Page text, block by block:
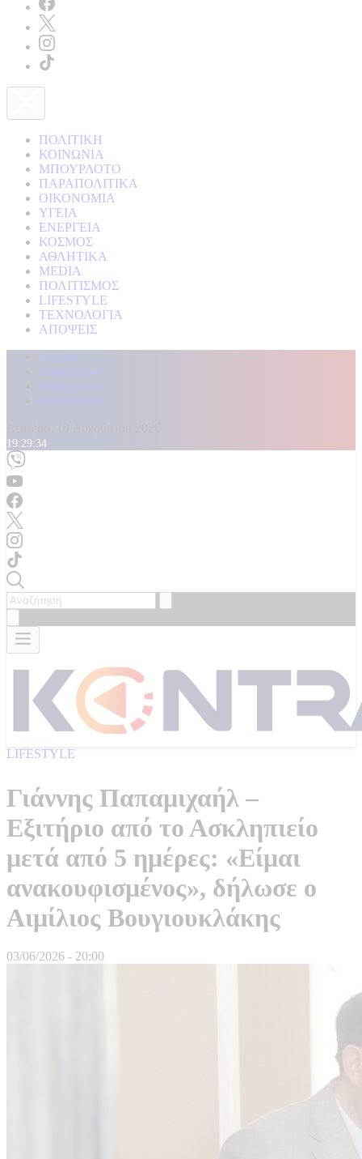
ΠΟΛΙΤΙΚΗ
ΚΟΙΝΩΝΙΑ
ΜΠΟΥΡΛΟΤΟ
ΠΑΡΑΠΟΛΙΤΙΚΑ
ΟΙΚΟΝΟΜΙΑ
ΥΓΕΙΑ
ΕΝΕΡΓΕΙΑ
ΚΟΣΜΟΣ
ΑΘΛΗΤΙΚΑ
MEDIA
ΠΟΛΙΤΙΣΜΟΣ
LIFESTYLE
ΤΕΧΝΟΛΟΓΙΑ
ΑΠΟΨΕΙΣ
Αρχική
Kontra Live
Καταγγελίες
Επικοινωνία
19:29:36
LIFESTYLE
Γιάννης Παπαμιχαήλ –
Εξιτήριο από το Ασκληπιείο
μετά από 5 ημέρες: «Είμαι
ανακουφισμένος», δήλωσε ο
Αιμίλιος Βουγιουκλάκης
03/06/2026 - 20:00